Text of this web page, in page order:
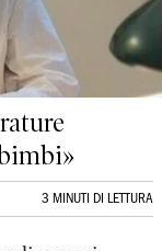
3 MINUTI DI LETTURA